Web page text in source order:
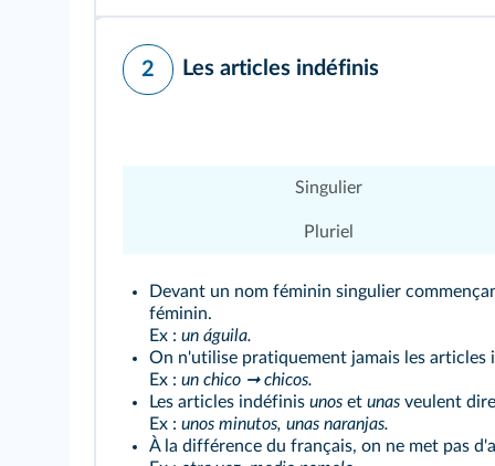
2 Les articles indéfinis
Singulier
Pluriel
Devant un nom féminin singulier
féminin.
Ex : un águila.
On n'utilise pratiquement jamais les articles
Ex : un chico ➞ chicos.
Les articles indéfinis unos et unas veulent
Ex : unos minutos, unas naranjas.
À la différence du français, on ne met pas